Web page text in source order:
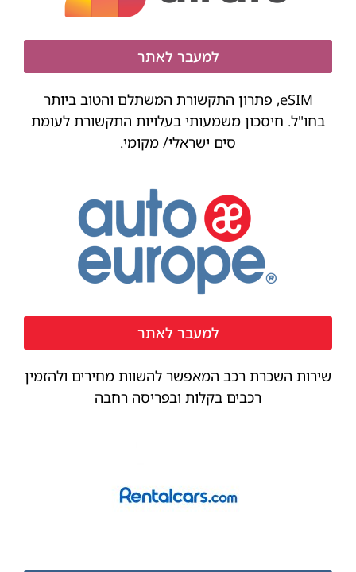
למעבר לאתר
eSIM, פתרון התקשורת המשתלם והטוב ביותר
בחו"ל. חיסכון משמעותי בעלויות התקשורת לעומת
סים ישראלי/ מקומי.
למעבר לאתר
שירות השכרת רכב המאפשר להשוות מחירים ולהזמין
רכבים בקלות ובפריסה רחבה